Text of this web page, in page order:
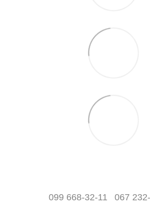
099 668-32-11 067